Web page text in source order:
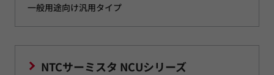
一般用途向け汎用タイプ
NTCサーミスタ NCUシリーズ